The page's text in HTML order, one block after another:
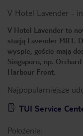
V Hotel Lavender -
V Hotel Lavender to
stacją Lavender MRT.
wyspie, goście mają
Singapuru, np.
Harbour Front.
Najpopularniejsze
TUI Service
Położenie: